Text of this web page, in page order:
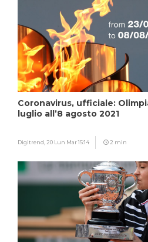
Coronavirus, ufficiale:
luglio all’8 agosto 2021
Digitrend, 20 Lun Mar 15:14 2 min